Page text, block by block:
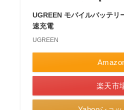
UGREEN モバイルバッテリ
速充電
UGREEN
楽天市